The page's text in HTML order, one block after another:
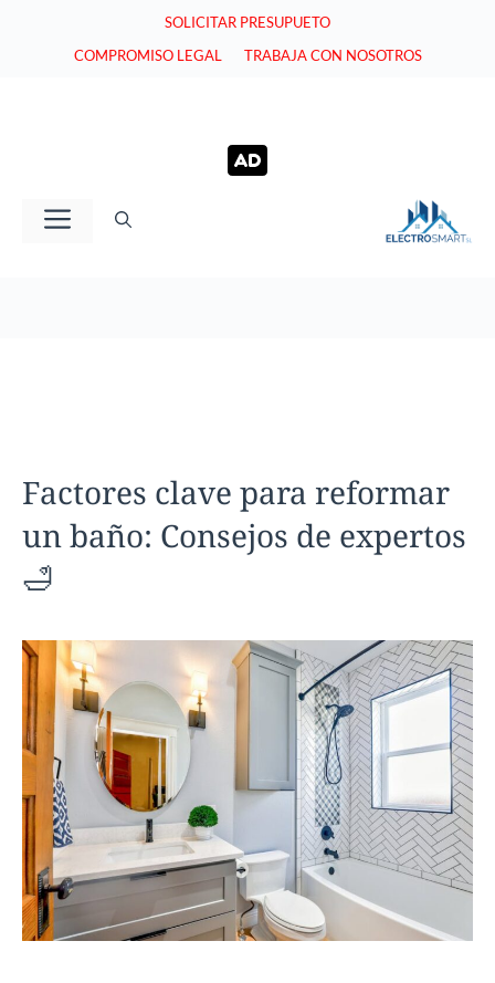
SOLICITAR PRESUPUETO
COMPROMISO LEGAL
TRABAJA CON NOSOTROS
Menú
Factores clave para reformar
un baño: Consejos de expertos
🛁